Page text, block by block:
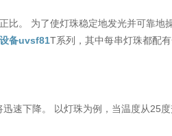
比。 为了使灯珠稳定地发光并可靠地
备uvsf81T系列，其中每串灯珠都配
速下降。 以灯珠为例，当温度从25